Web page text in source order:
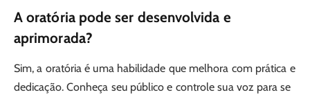
A oratória pode ser desenvolvida e
aprimorada?
Sim, a oratória é uma habilidade que melhora com prática e
dedicação. Conheça seu público e controle sua voz para se